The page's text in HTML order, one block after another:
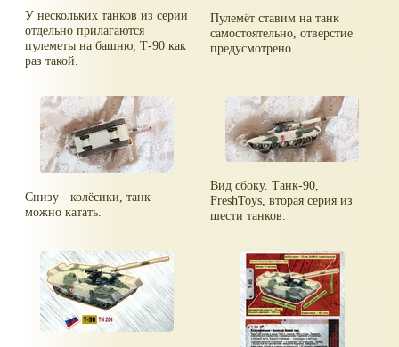
У нескольких танков из серии
отдельно прилагаются
пулеметы на башню, Т-90 как
раз такой.
Пулемёт ставим на танк
самостоятельно, отверстие
предусмотрено.
Снизу - колёсики, танк
можно катать.
Вид сбоку. Танк-90,
FreshToys, вторая серия из
шести танков.